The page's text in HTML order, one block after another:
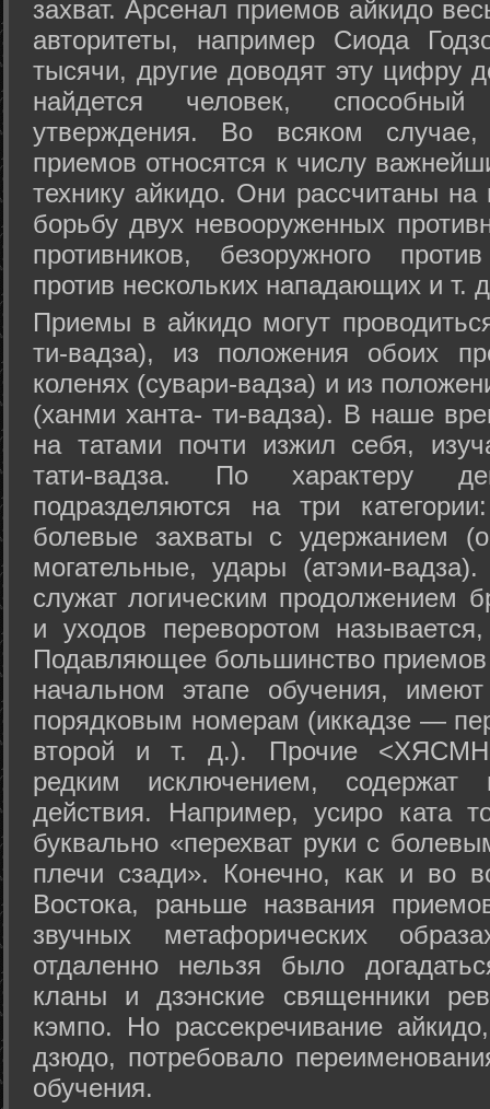
захват. Арсенал приемов айкидо
авторитеты, например Сиода
тысячи, другие доводят эту цифру
найдется человек,
утверждения. Во всяком
приемов относятся к числу
технику айкидо. Они рассчитаны
борьбу двух невооруженных
противников, безоружного
против нескольких нападающих и т.
Приемы в айкидо могут
ти-вадза), из положения обоих
коленях (сувари-вадза) и из
(ханми ханта- ти-вадза). В наше
на татами почти изжил себя,
тати-вадза. По характеру
подразделяются на три
болевые захваты с удержанием
могательные, удары (атэми-
служат логическим продолжением
и уходов переворотом
Подавляющее большинство
начальном этапе обучения,
порядковым номерам (иккадзе —
второй и т. д.). Прочие
редким исключением, содержат
действия. Например, усиро ката
буквально «перехват руки с
плечи сзади». Конечно, как и во
Востока, раньше названия
звучных метафорических
отдаленно нельзя было
кланы и дзэнские священники
кэмпо. Но рассекречивание
дзюдо, потребовало
обучения.